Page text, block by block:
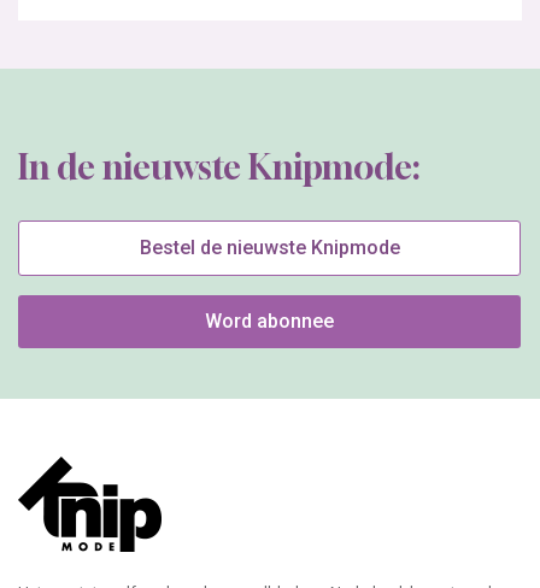
In de nieuwste Knipmode:
Bestel de nieuwste Knipmode
Word abonnee